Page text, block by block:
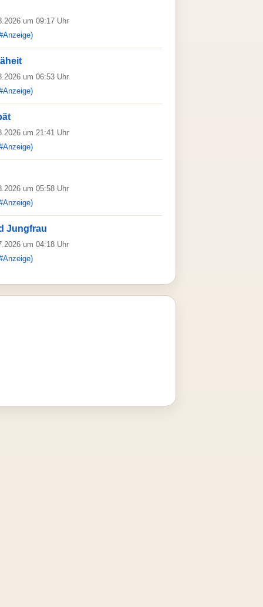
um 09:17 Uhr
um 06:53 Uhr
um 21:41 Uhr
um 05:58 Uhr
Jungfrau
um 04:18 Uhr